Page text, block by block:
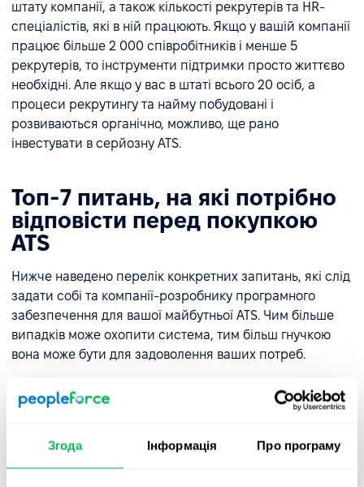
Згода Інформація Про програму
штату компанії, а також кількості рекрутерів та HR-
спеціалістів, які в ній працюють. Якщо у вашій компанії
працює більше 2 000 співробітників і менше 5
рекрутерів, то інструменти підтримки просто життєво
необхідні. Але якщо у вас в штаті всього 20 осіб, а
процеси рекрутингу та найму побудовані і
розвиваються органічно, можливо, ще рано
інвестувати в серйозну ATS.
Топ-7 питань, на які потрібно
відповісти перед покупкою
АТS
Нижче наведено перелік конкретних запитань, які слід
задати собі та компанії-розробнику програмного
забезпечення для вашої майбутньої АТS. Чим більше
випадків може охопити система, тим більш гнучкою
вона може бути для задоволення ваших потреб.
Чи відповідає обрана вами АТС профілю вашої
компанії?
Три основні категорії: малі та середні
Для кожної з цих категорій є хороші рішення, але
розглянемо їх окремо.